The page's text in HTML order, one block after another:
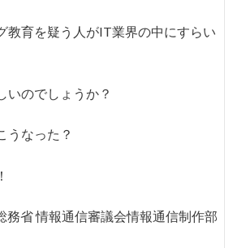
教育を疑う人がIT業界の中にすらい
いのでしょうか？
うなった？
務省 情報通信審議会情報通信制作部